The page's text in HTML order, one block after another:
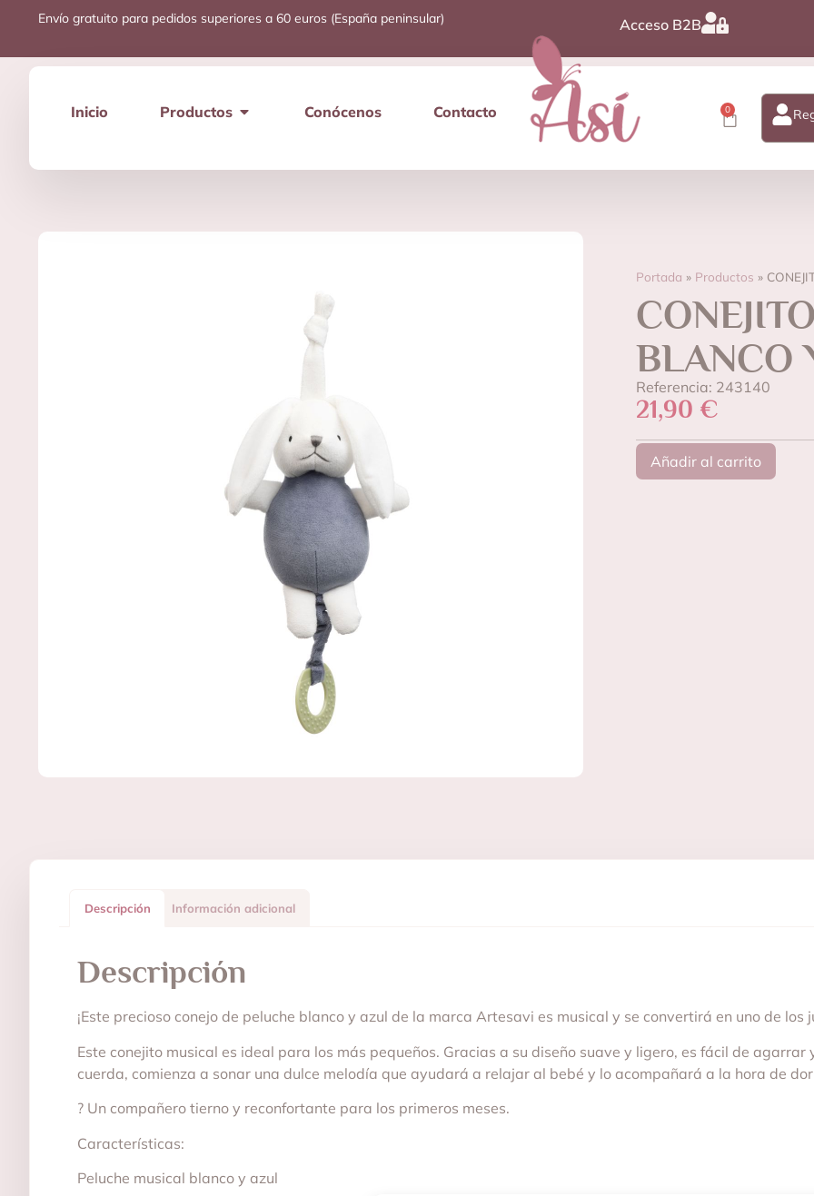
Envío gratuito para pedidos superiores a 60 euros (España peninsular) Acceso B2B
Inicio Productos Conócenos Contacto 0
Portada » Productos »
BLANCO
Referencia: 243140
21,90 €
Añadir al carrito
Descripción Información adicional
Descripción
¡Este precioso conejo de peluche blanco y azul de la marca Artesavi es musical y se convertirá en uno de
Este conejito musical es ideal para los más pequeños. Gracias a su diseño suave y ligero, es fácil de
cuerda, comienza a sonar una dulce melodía que ayudará a relajar al bebé y lo acompañará a la hora de
? Un compañero tierno y reconfortante para los primeros meses.
Características:
Peluche musical blanco y azul